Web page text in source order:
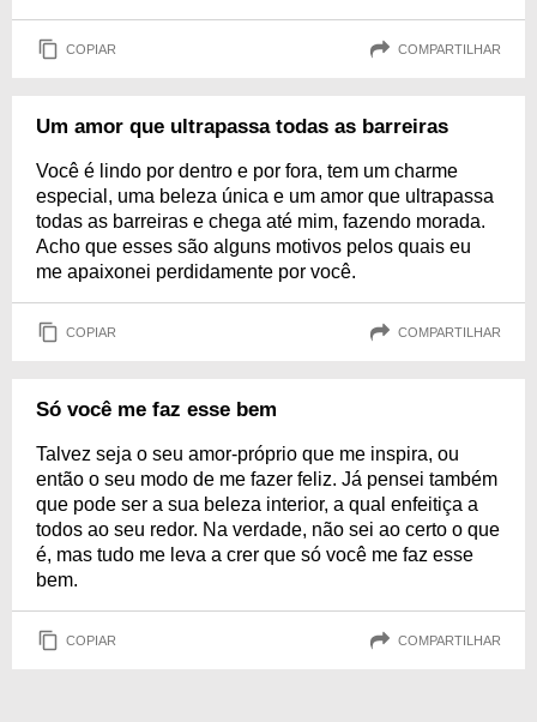
COPIAR COMPARTILHAR
Um amor que ultrapassa todas as barreiras
Você é lindo por dentro e por fora, tem um charme
especial, uma beleza única e um amor que ultrapassa
todas as barreiras e chega até mim, fazendo morada.
Acho que esses são alguns motivos pelos quais eu
me apaixonei perdidamente por você.
COPIAR COMPARTILHAR
Só você me faz esse bem
Talvez seja o seu amor-próprio que me inspira, ou
então o seu modo de me fazer feliz. Já pensei também
que pode ser a sua beleza interior, a qual enfeitiça a
todos ao seu redor. Na verdade, não sei ao certo o que
é, mas tudo me leva a crer que só você me faz esse
bem.
COPIAR COMPARTILHAR